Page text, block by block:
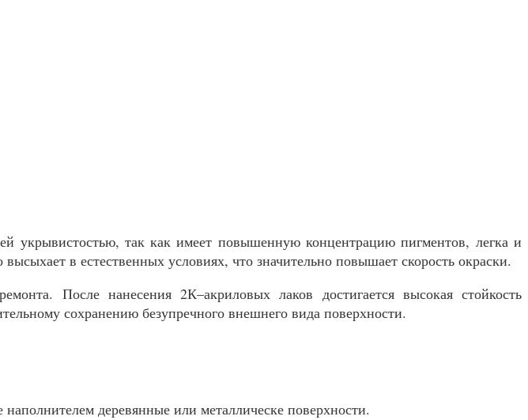
укрывистостью, так как имеет повышенную концентрацию пигментов, легка и
в естественных условиях, что значительно повышает скорость окраски.
После нанесения 2К–акриловых лаков достигается высокая стойкость
сохранению безупречного внешнего вида поверхности.
деревянные или металлическе поверхности.